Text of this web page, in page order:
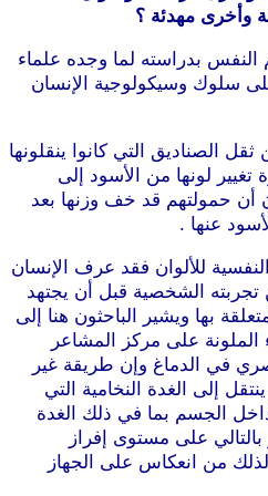
وأخرى مهدئة ؟
النفس بدراسته لما وجده علماء
سلوك وسيكولوجية الإنسان
الصناديق التي كانوا ينقلونها
لونها من الأسود إلى
أن حمولتهم قد خف وزنها بعد
عنها .
للألوان فقد عرف الإنسان
الشخصية قبل أن يجتهد
بها ويشير الباحثون هنا إلى
الملونة على مركز المشاعر
في الدماغ وإن طريقة غير
إلى الغدة النخامية التي
الجسم بما في ذلك الغدة
بالتالي على مستوى إفراز
من انعكاس على الجهاز